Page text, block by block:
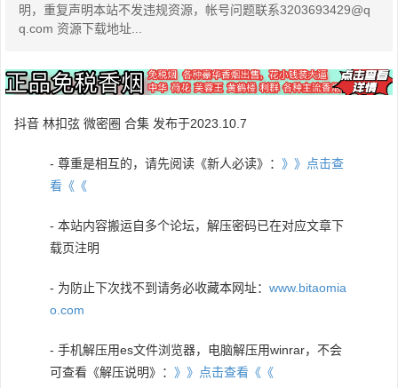
明，重复声明本站不发违规资源，帐号问题联系3203693429@q
q.com 资源下载地址...
抖音 林扣弦 微密圈 合集 发布于2023.10.7
- 尊重是相互的，请先阅读《新人必读》： 》》点击查
看《《
- 本站内容搬运自多个论坛，解压密码已在对应文章下
载页注明
- 为防止下次找不到请务必收藏本网址： www.bitaomia
o.com
- 手机解压用es文件浏览器，电脑解压用winrar，不会
可查看《解压说明》： 》》点击查看《《